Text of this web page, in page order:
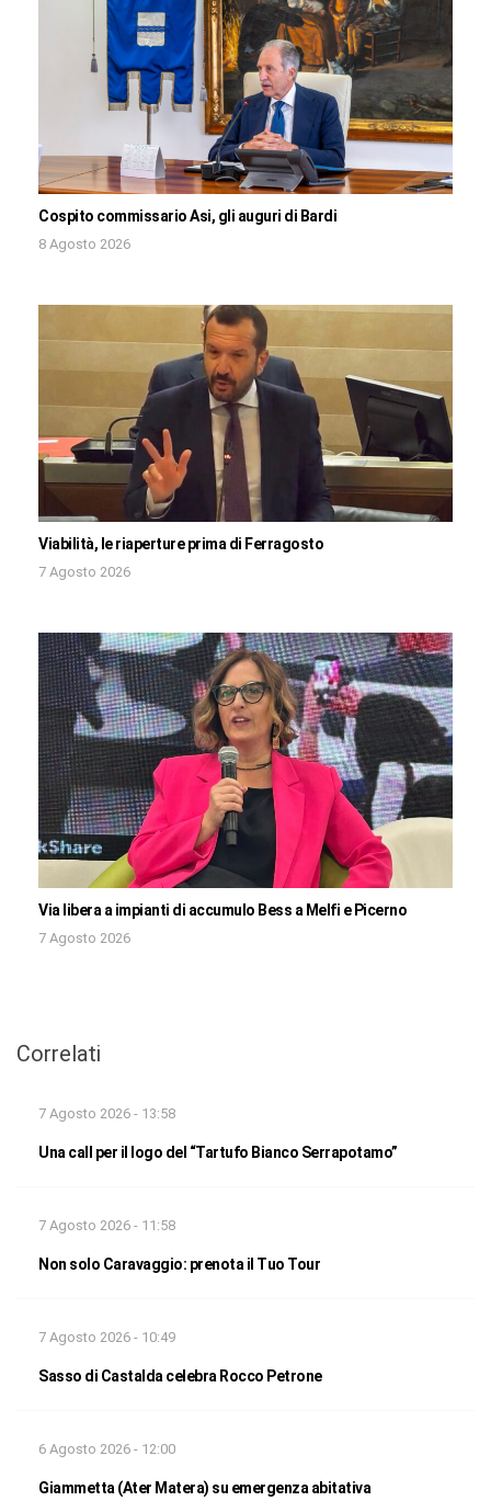
Cospito commissario Asi, gli auguri di Bardi
8 Agosto 2026
Viabilità, le riaperture prima di Ferragosto
7 Agosto 2026
Via libera a impianti di accumulo Bess a Melfi e Picerno
7 Agosto 2026
Correlati
7 Agosto 2026 - 13:58
Una call per il logo del “Tartufo Bianco Serrapotamo”
7 Agosto 2026 - 11:58
Non solo Caravaggio: prenota il Tuo Tour
7 Agosto 2026 - 10:49
Sasso di Castalda celebra Rocco Petrone
6 Agosto 2026 - 12:00
Giammetta (Ater Matera) su emergenza abitativa